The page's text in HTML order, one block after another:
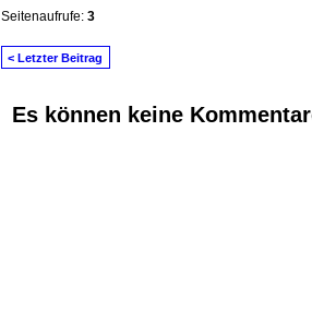
Seitenaufrufe: 3
< Letzter Beitrag
Es können keine